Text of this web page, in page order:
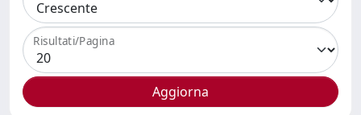
Risultati/Pagina